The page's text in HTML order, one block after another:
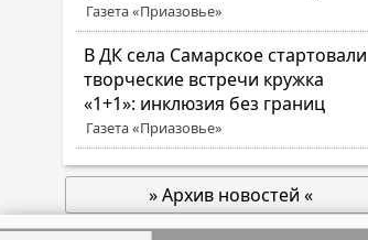
Газета «Приазовье»
В ДК села Самарское стартовали
творческие встречи кружка
«1+1»: инклюзия без границ
Газета «Приазовье»
» Архив новостей «